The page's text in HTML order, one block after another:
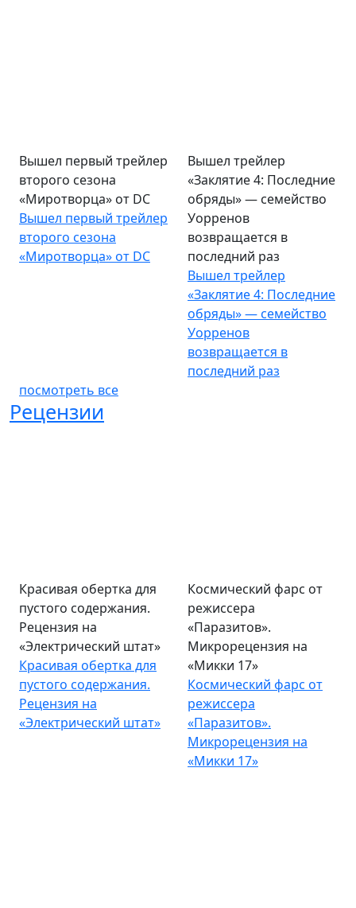
Вышел первый трейлер
второго сезона
«Миротворца» от DC
Вышел первый трейлер
второго сезона
«Миротворца» от DC
Вышел трейлер
«Заклятие 4: Последние
обряды» — семейство
Уорренов
возвращается в
последний раз
Вышел трейлер
«Заклятие 4: Последние
обряды» — семейство
Уорренов
возвращается в
последний раз
посмотреть все
Рецензии
Красивая обертка для
пустого содержания.
Рецензия на
«Электрический штат»
Красивая обертка для
пустого содержания.
Рецензия на
«Электрический штат»
Космический фарс от
режиссера
«Паразитов».
Микрорецензия на
«Микки 17»
Космический фарс от
режиссера
«Паразитов».
Микрорецензия на
«Микки 17»